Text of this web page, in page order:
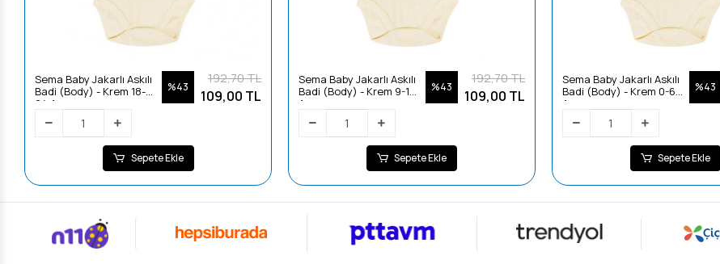
Sema Baby Jakarlı Askılı
Badi (Body) - Krem 18-
24 Ay
%43
192,70 TL
109,00 TL
Sepete Ekle
Sema Baby Jakarlı Askılı
Badi (Body) - Krem 9-12
Ay
%43
192,70 TL
109,00 TL
Sepete Ekle
Sema Baby Jakarlı Askılı
Badi (Body) - Krem 0-6
Ay
%43
Sepete Ekle